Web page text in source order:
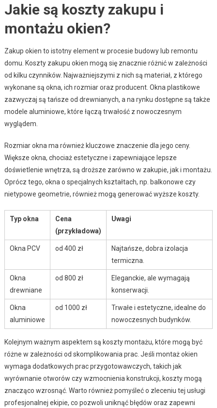
Jakie są koszty zakupu i
montażu okien?
Zakup okien to istotny element w procesie budowy lub remontu
domu. Koszty zakupu okien mogą się znacznie różnić w zależności
od kilku czynników. Najważniejszymi z nich są materiał, z którego
wykonane są okna, ich rozmiar oraz producent. Okna plastikowe
zazwyczaj są tańsze od drewnianych, a na rynku dostępne są także
modele aluminiowe, które łączą trwałość z nowoczesnym
wyglądem.
Rozmiar okna ma również kluczowe znaczenie dla jego ceny.
Większe okna, chociaż estetyczne i zapewniające lepsze
doświetlenie wnętrza, są droższe zarówno w zakupie, jak i montażu.
Oprócz tego, okna o specjalnych kształtach, np. balkonowe czy
nietypowe geometrie, również mogą generować wyższe koszty.
Typ okna
Cena
(przykładowa)
Uwagi
Okna PCV od 400 zł
Najtańsze, dobra izolacja
termiczna.
Okna
drewniane
od 800 zł
Eleganckie, ale wymagają
konserwacji.
Okna
aluminiowe
od 1000 zł
Trwałe i estetyczne, idealne do
nowoczesnych budynków.
Kolejnym ważnym aspektem są koszty montażu, które mogą być
różne w zależności od skomplikowania prac. Jeśli montaż okien
wymaga dodatkowych prac przygotowawczych, takich jak
wyrównanie otworów czy wzmocnienia konstrukcji, koszty mogą
znacząco wzrosnąć. Warto również pomyśleć o zleceniu tej usługi
profesjonalnej ekipie, co pozwoli uniknąć błędów oraz zapewni